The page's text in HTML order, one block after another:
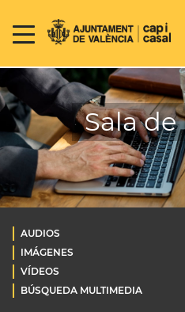
Sala
AUDIOS
IMÁGENES
VÍDEOS
BÚSQUEDA MULTIMEDIA